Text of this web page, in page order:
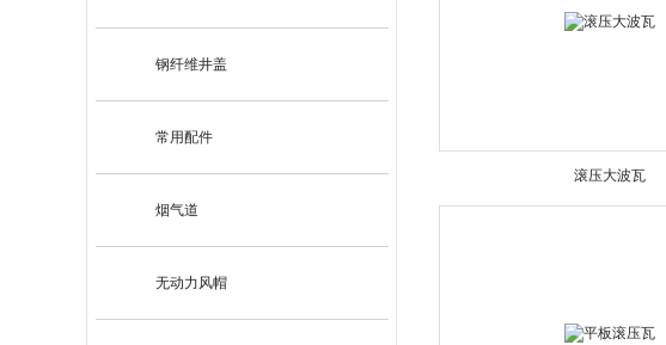
钢纤维井盖
常用配件
烟气道
无动力风帽
滚压大波瓦